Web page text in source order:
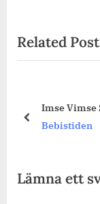
Related
Imse Vimse
Bebistiden
prev
Lämna ett